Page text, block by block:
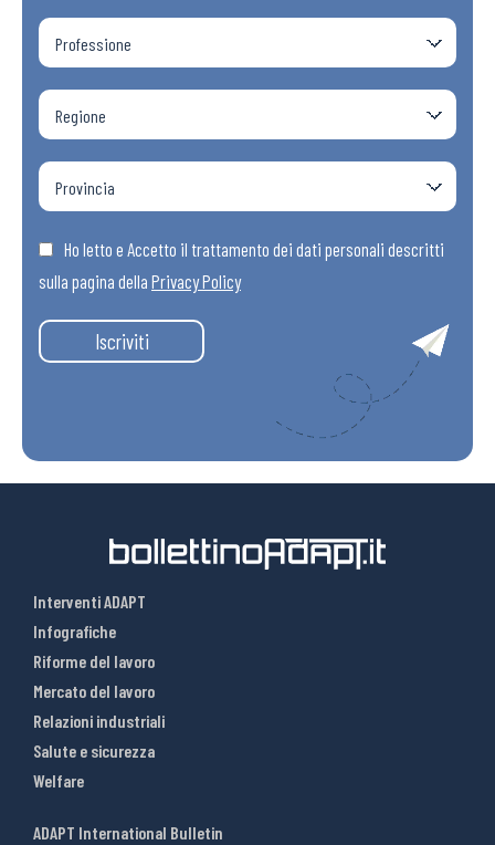
Ho letto e Accetto il trattamento dei dati personali descritti
sulla pagina della Privacy Policy
Iscriviti
Interventi ADAPT
Infografiche
Riforme del lavoro
Mercato del lavoro
Relazioni industriali
Salute e sicurezza
Welfare
ADAPT International Bulletin